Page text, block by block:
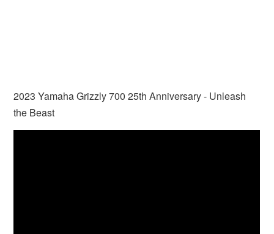
2023 Yamaha Grizzly 700 25th Anniversary - Unleash
the Beast